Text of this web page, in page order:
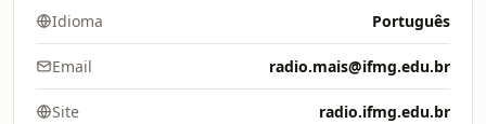
Idioma Português
Email radio.mais@ifmg.edu.br
Site radio.ifmg.edu.br